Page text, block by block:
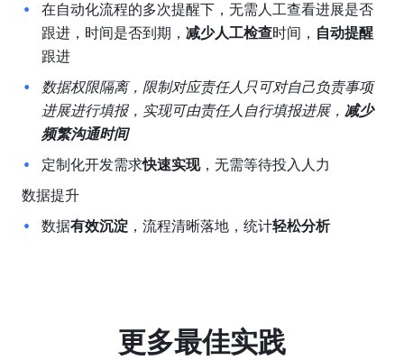
在自动化流程的多次提醒下，无需人工查看进展是否
跟进，时间是否到期， 减少人工检查时间， 自动提醒
跟进
数据权限隔离，限制对应责任人只可对自己负责事项
进展进行填报，实现可由责任人自行填报进展， 减少
频繁沟通时间
定制化开发需求快速实现，无需等待投入人力
数据提升
数据有效沉淀，流程清晰落地，统计轻松分析
更多最佳实践